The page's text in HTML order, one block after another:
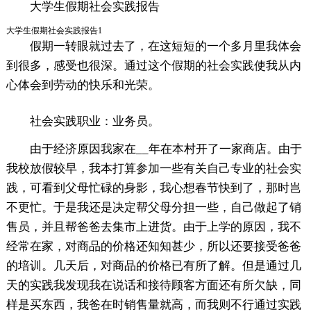
大学生假期社会实践报告
大学生假期社会实践报告1
假期一转眼就过去了，在这短短的一个多月里我体会
到很多，感受也很深。通过这个假期的社会实践使我从内
心体会到劳动的快乐和光荣。
社会实践职业：业务员。
由于经济原因我家在__年在本村开了一家商店。由于
我校放假较早，我本打算参加一些有关自己专业的社会实
践，可看到父母忙碌的身影，我心想春节快到了，那时岂
不更忙。于是我还是决定帮父母分担一些，自己做起了销
售员，并且帮爸爸去集市上进货。由于上学的原因，我不
经常在家，对商品的价格还知知甚少，所以还要接受爸爸
的培训。几天后，对商品的价格已有所了解。但是通过几
天的实践我发现我在说话和接待顾客方面还有所欠缺，同
样是买东西，我爸在时销售量就高，而我则不行通过实践